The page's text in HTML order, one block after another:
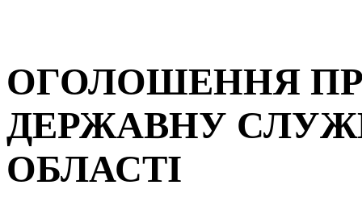
ОГОЛОШЕННЯ
ДЕРЖАВНУ
ОБЛАСТІ